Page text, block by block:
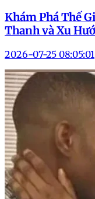
Khám Phá Thế
Thanh và Xu
2026-07-25 08:05:01